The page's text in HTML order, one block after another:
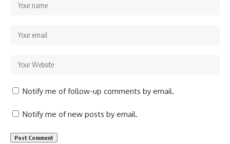
Notify me of follow-up comments by email.
Notify me of new posts by email.